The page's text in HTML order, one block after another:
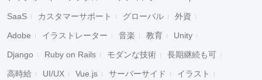
SaaS カスタマーサポート グローバル 外資
Adobe イラストレーター 音楽 教育 Unity
Django Ruby on Rails モダンな技術 長期継続も可
高時給 UI/UX Vue.js サーバーサイド イラスト